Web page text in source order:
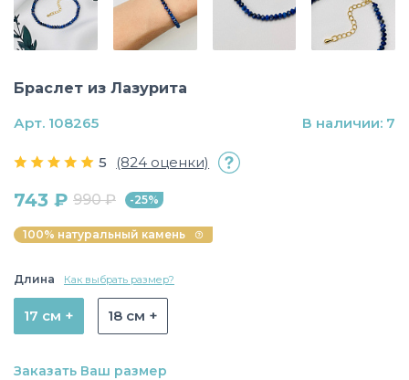
Браслет из Лазурита
5 (824 оценки)
743 ₽ 990 ₽ -25%
100% натуральный камень
Длина Как выбрать размер?
17 см + 18 см +
Заказать Ваш размер
Арт. 108265 В наличии: 7